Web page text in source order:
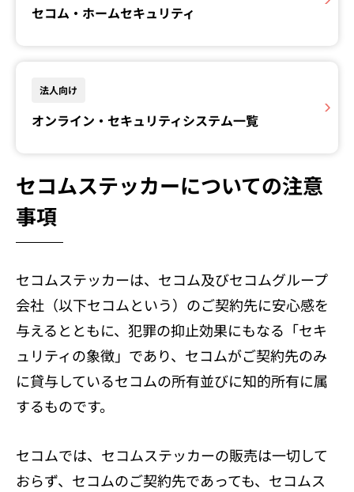
セコム・ホームセキュリティ
法人向け
オンライン・セキュリティシステム一覧
セコムステッカーについての注意
事項
セコムステッカーは、セコム及びセコムグループ
会社（以下セコムという）のご契約先に安心感を
与えるとともに、犯罪の抑止効果にもなる「セキ
ュリティの象徴」であり、セコムがご契約先のみ
に貸与しているセコムの所有並びに知的所有に属
するものです。
セコムでは、セコムステッカーの販売は一切して
おらず、セコムのご契約先であっても、セコムス